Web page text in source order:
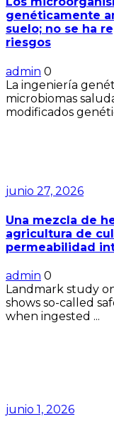
genéticamente
suelo; no se ha
riesgos
admin 0
La ingeniería
microbiomas
modificados
junio 27, 2026
Una mezcla de
agricultura de
permeabilidad
admin 0
Landmark study
shows so-called
when ingested ...
junio 1, 2026